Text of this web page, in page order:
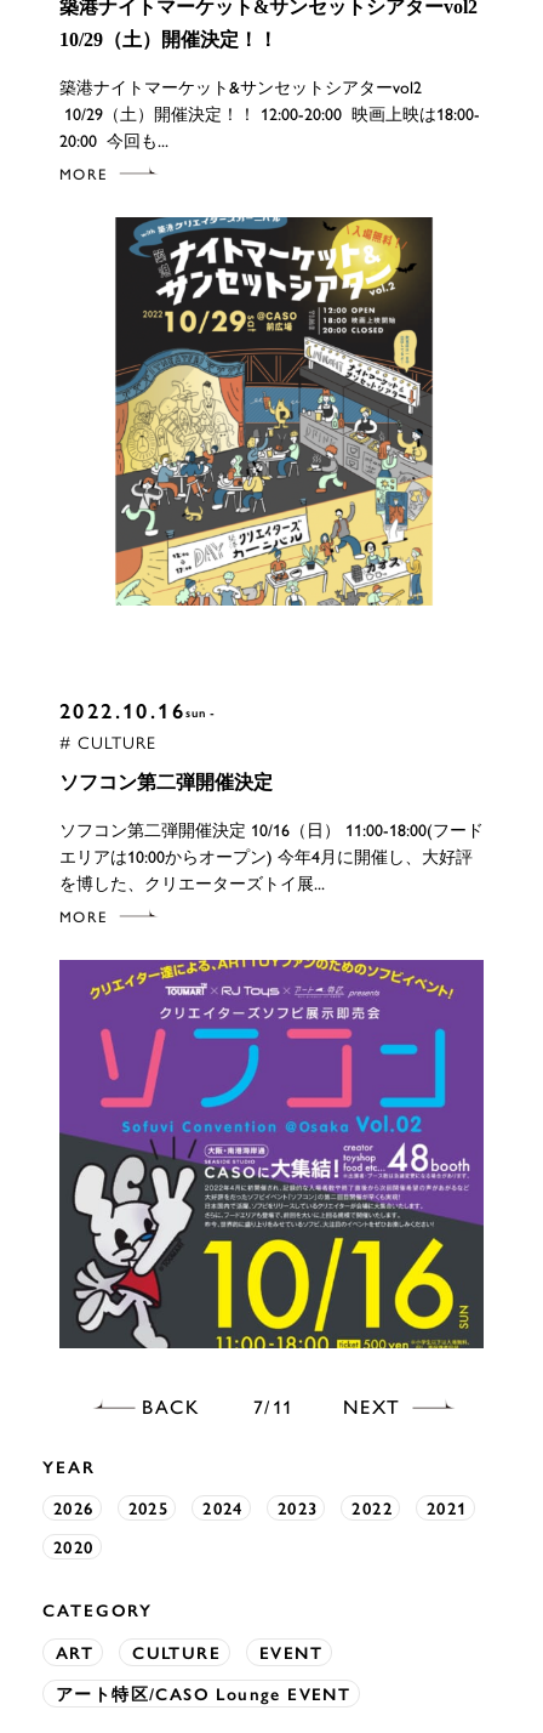
築港ナイトマーケット&サンセットシアターvol2
10/29（土）開催決定！！
築港ナイトマーケット&サンセットシアターvol2
10/29（土）開催決定！！ 12:00-20:00 映画上映は18:00-
20:00 今回も...
MORE
2022.10.16sun
# CULTURE
ソフコン第二弾開催決定
ソフコン第二弾開催決定 10/16（日） 11:00-18:00(フード
エリアは10:00からオープン) 今年4月に開催し、大好評
を博した、クリエーターズトイ展...
MORE
BACK 7 11 NEXT
YEAR
2026
2025 2024 2023 2022
2021
2020
CATEGORY
ART
CULTURE
EVENT
アート特区/CASO Lounge EVENT